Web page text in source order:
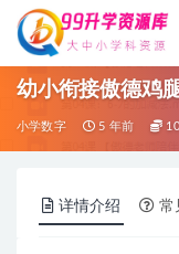
幼小衔接傲德鸡
小学数字 5 年前 10
详情介绍 常